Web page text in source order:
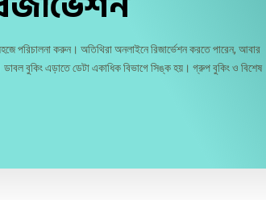
পরিচালনা করুন। অতিথিরা অনলাইনে রিজার্ভেশন করতে পারেন, আবার
বুকিং এড়াতে ডেটা একাধিক বিভাগে সিঙ্ক হয়। গ্রুপ বুকিং ও বিশেষ